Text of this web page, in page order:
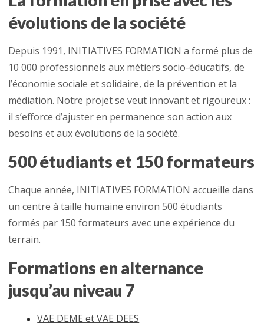
évolutions de la société
Depuis 1991, INITIATIVES FORMATION a formé plus de
10 000 professionnels aux métiers socio-éducatifs, de
l’économie sociale et solidaire, de la prévention et la
médiation. Notre projet se veut innovant et rigoureux :
il s’efforce d’ajuster en permanence son action aux
besoins et aux évolutions de la société.
500 étudiants et 150 formateurs
Chaque année, INITIATIVES FORMATION accueille dans
un centre à taille humaine environ 500 étudiants
formés par 150 formateurs avec une expérience du
terrain.
Formations en alternance
jusqu’au niveau 7
VAE DEME et VAE DEES